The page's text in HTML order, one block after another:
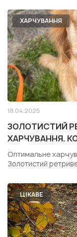
ХАРЧУВАННЯ
18.04.2025
ЗОЛОТИСТИЙ
ХАРЧУВАННЯ.
РЕТРИВЕРА
Оптимальне
Золотистий
ЦІКАВЕ